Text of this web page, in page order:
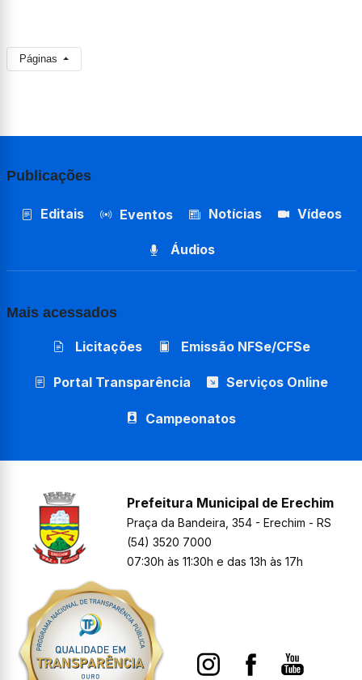
Páginas
Publicações
Editais Eventos Notícias Vídeos
Áudios
Mais acessados
Licitações Emissão NFSe/CFSe
Portal Transparência Serviços Online
Campeonatos
Prefeitura Municipal de Erechim
Praça da Bandeira, 354 - Erechim - RS
(54) 3520 7000
07:30h às 11:30h e das 13h às 17h